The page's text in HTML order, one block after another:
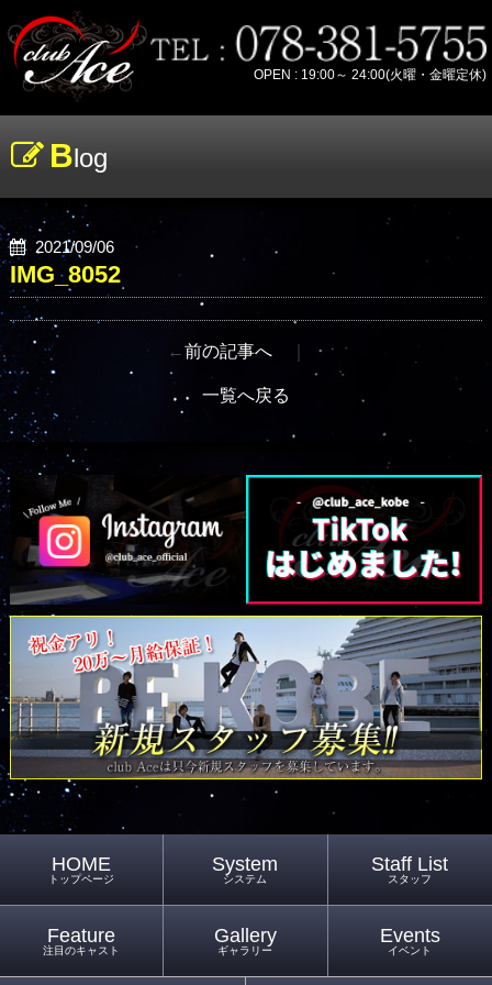
OPEN : 19:00～ 24:00(火曜・金曜定休)
Blog
2021/09/06
IMG_8052
←前の記事へ ｜
一覧へ戻る
HOME
トップページ
System
システム
Staff List
スタッフ
Feature
注目のキャスト
Gallery
ギャラリー
Events
イベント